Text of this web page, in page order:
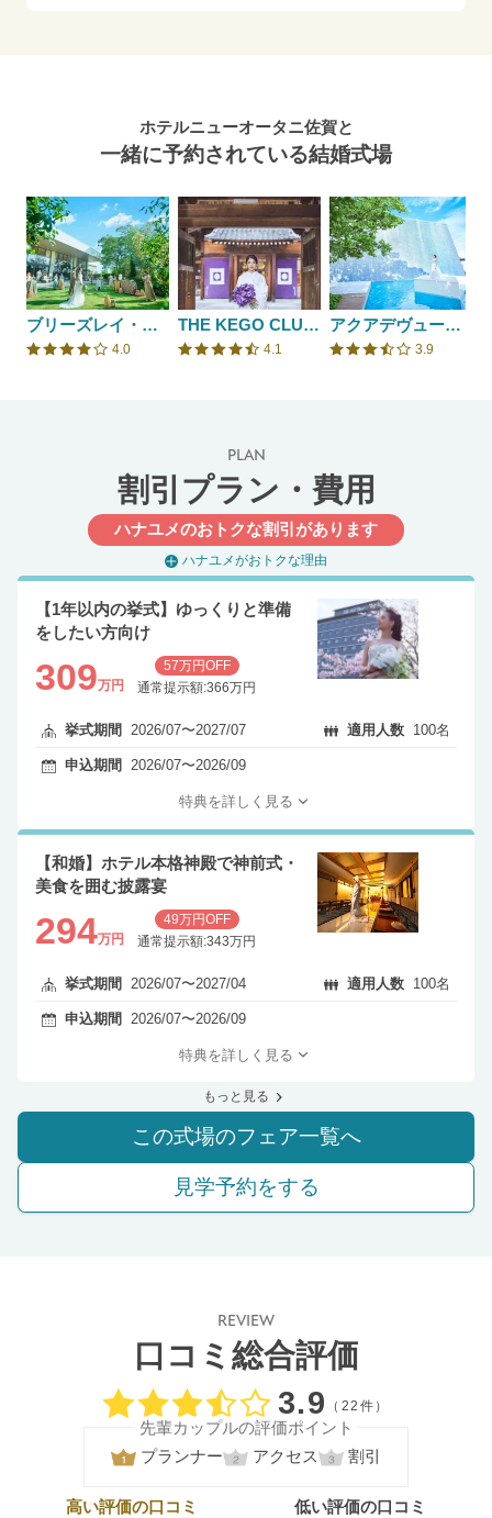
ホテルニューオータニ佐賀と
一緒に予約されている結婚式場
ブリーズレイ・プライベートテラス
口コミ評価
4.0
THE KEGO CLUB by HAPPO-EN
口コミ評価
4.1
アクアデヴュー佐賀スィートテラス
口コミ評価
3.9
PLAN
割引プラン・費用
ハナユメのおトクな割引があります
ハナユメがおトクな理由
【1年以内の挙式】ゆっくりと準備
をしたい方向け
309万円
57万円OFF
通常提示額:366万円
挙式期間 2026/07〜2027/07 適用人数 100名
申込期間 2026/07〜2026/09
特典を詳しく見る
【和婚】ホテル本格神殿で神前式・
美食を囲む披露宴
294万円
49万円OFF
通常提示額:343万円
挙式期間 2026/07〜2027/04 適用人数 100名
申込期間 2026/07〜2026/09
特典を詳しく見る
もっと見る
この式場のフェア一覧へ
見学予約をする
REVIEW
口コミ総合評価
口コミ評価
3.9 （22件）
先輩カップルの評価ポイント
プランナー
アクセス 割引
高い評価の口コミ 低い評価の口コミ